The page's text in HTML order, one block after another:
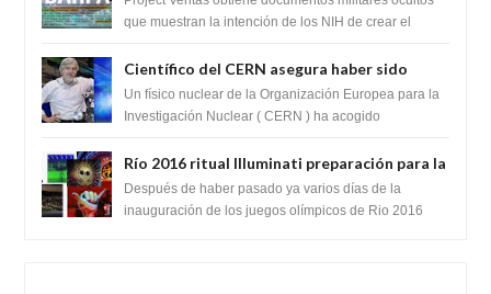
SARS-CoV-2, utilizando la investigación de
que muestran la intención de los NIH de crear el
Científico del CERN asegura haber sido
ayudado por seres de luz durante una
prueba del Colisionador de Hadrones
Un físico nuclear de la Organización Europea para la
Investigación Nuclear ( CERN ) ha acogido
Río 2016 ritual Illuminati preparación para la
llegada del anticristo o una entidad
extraterrestre
Después de haber pasado ya varios días de la
inauguración de los juegos olímpicos de Rio 2016